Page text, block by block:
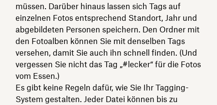
müssen. Darüber hinaus lassen sich Tags auf
einzelnen Fotos entsprechend Standort, Jahr und
abgebildeten Personen speichern. Den Ordner mit
den Fotoalben können Sie mit denselben Tags
versehen, damit Sie auch ihn schnell finden. (Und
vergessen Sie nicht das Tag „#lecker“ für die Fotos
vom Essen.)
Es gibt keine Regeln dafür, wie Sie Ihr Tagging-
System gestalten. Jeder Datei können bis zu